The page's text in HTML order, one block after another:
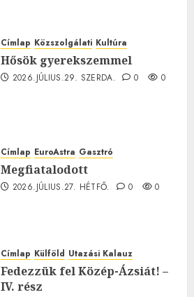
Címlap Közszolgálati Kultúra
Hősök gyerekszemmel
2026.JÚLIUS.29. SZERDA. 0 0
Címlap EuroAstra Gasztró
Megfiatalodott
2026.JÚLIUS.27. HÉTFŐ. 0 0
Címlap Külföld Utazási Kalauz
Fedezzük fel Közép-Ázsiát! –
IV. rész